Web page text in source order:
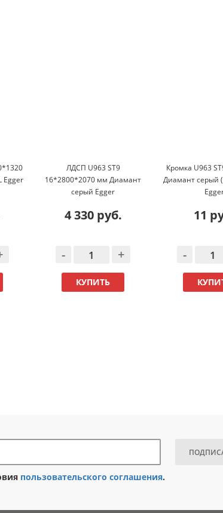
Egger
ЛДСП U963 ST9
16*2800*2070 мм Диамант
серый Egger
4 330 руб.
- +
КУПИТЬ
Кромка U963
Диамант серый
11
-
пользовательского соглашения.